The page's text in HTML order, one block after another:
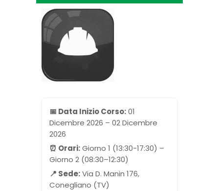
📅 Data Inizio Corso:01
Dicembre 2026 – 02 Dicembre
2026
⏰ Orari:Giorno 1 (13:30-17:30) –
Giorno 2 (08:30–12:30)
📍 Sede:Via D. Manin 176,
Conegliano (TV)